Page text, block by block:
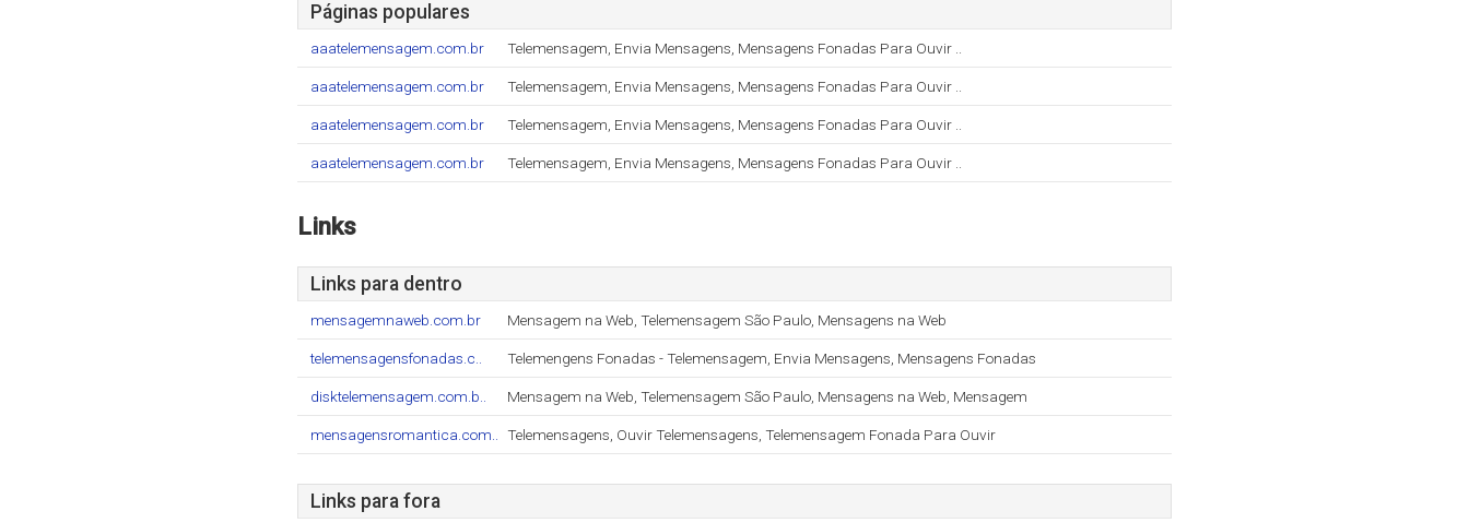
Páginas populares
aaatelemensagem.com.br Telemensagem, Envia Mensagens, Mensagens Fonadas Para Ouvir ..
aaatelemensagem.com.br Telemensagem, Envia Mensagens, Mensagens Fonadas Para Ouvir ..
aaatelemensagem.com.br Telemensagem, Envia Mensagens, Mensagens Fonadas Para Ouvir ..
aaatelemensagem.com.br Telemensagem, Envia Mensagens, Mensagens Fonadas Para Ouvir ..
Links
Links para dentro
mensagemnaweb.com.br Mensagem na Web, Telemensagem São Paulo, Mensagens na Web
telemensagensfonadas.c.. Telemengens Fonadas - Telemensagem, Envia Mensagens, Mensagens Fonadas
disktelemensagem.com.b.. Mensagem na Web, Telemensagem São Paulo, Mensagens na Web, Mensagem
mensagensromantica.com.. Telemensagens, Ouvir Telemensagens, Telemensagem Fonada Para Ouvir
Links para fora